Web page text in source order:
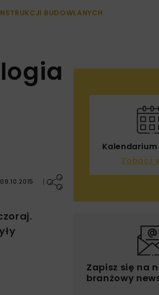
BUDOWLANYCH
Zobacz
Zapisz się na
branżowy